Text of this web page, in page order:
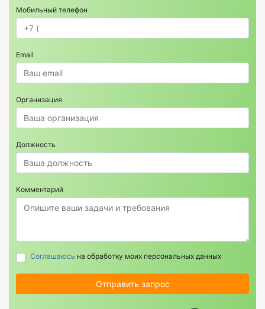
Мобильный телефон
Email
Организация
Должность
Комментарий
Соглашаюсь на обработку моих персональных данных
Отправить запрос